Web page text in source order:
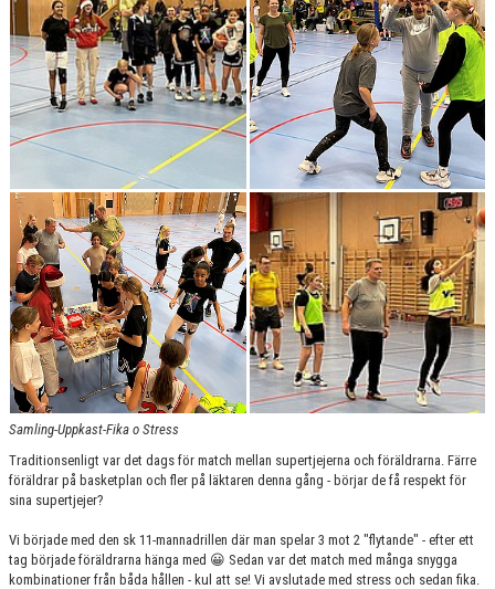
BILDGALLERI 2024 O FRAMÅT
DOKUMENT
KONTAKT
BEAT-THE-PRO
CUPRESULTAT
Samling-Uppkast-Fika o Stress
Traditionsenligt var det dags för match mellan supertjejerna och föräldrarna. Färre
föräldrar på basketplan och fler på läktaren denna gång - börjar de få respekt för
sina supertjejer?
Vi började med den sk 11-mannadrillen där man spelar 3 mot 2 "flytande" - efter ett
tag började föräldrarna hänga med 😀 Sedan var det match med många snygga
kombinationer från båda hållen - kul att se! Vi avslutade med stress och sedan fika.